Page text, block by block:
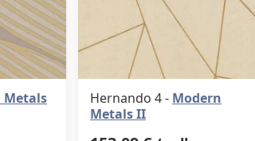
Metals
Hernando 4 - Modern
Metals II